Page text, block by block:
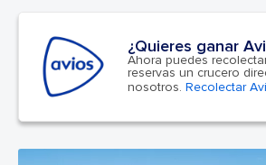
¿Quieres ganar
Ahora puedes
reservas un crucero
nosotros. Recolectar